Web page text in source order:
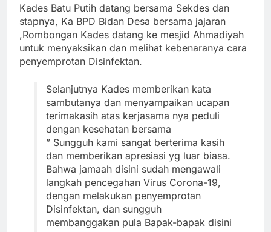
Kades Batu Putih datang bersama Sekdes dan
stapnya, Ka BPD Bidan Desa bersama jajaran
,Rombongan Kades datang ke mesjid Ahmadiyah
untuk menyaksikan dan melihat kebenaranya cara
penyemprotan Disinfektan.
Selanjutnya Kades memberikan kata
sambutanya dan menyampaikan ucapan
terimakasih atas kerjasama nya peduli
dengan kesehatan bersama
” Sungguh kami sangat berterima kasih
dan memberikan apresiasi yg luar biasa.
Bahwa jamaah disini sudah mengawali
langkah pencegahan Virus Corona-19,
dengan melakukan penyemprotan
Disinfektan, dan sungguh
membanggakan pula Bapak-bapak disini